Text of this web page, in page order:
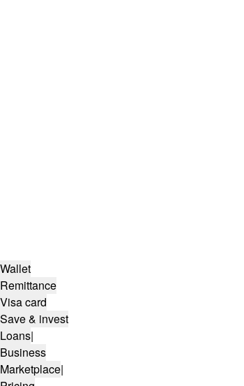
Wallet
Remittance
Visa card
Save & invest
Loans|
Business
Marketplace|